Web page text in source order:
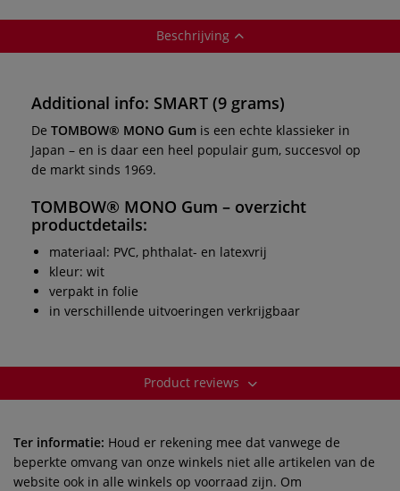
Beschrijving
Additional info: SMART (9 grams)
De TOMBOW® MONO Gum is een echte klassieker in
Japan – en is daar een heel populair gum, succesvol op
de markt sinds 1969.
TOMBOW® MONO Gum – overzicht
productdetails:
materiaal: PVC, phthalat- en latexvrij
kleur: wit
verpakt in folie
in verschillende uitvoeringen verkrijgbaar
Product reviews
Ter informatie: Houd er rekening mee dat vanwege de
beperkte omvang van onze winkels niet alle artikelen van de
website ook in alle winkels op voorraad zijn. Om